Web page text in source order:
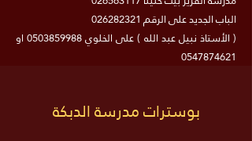
الباب الجديد على الرقم 026282321
( الأستاذ نبيل عبد الله ) على الخلوي0503859988او
0547874621
بوسترات مدرسة الدبكة